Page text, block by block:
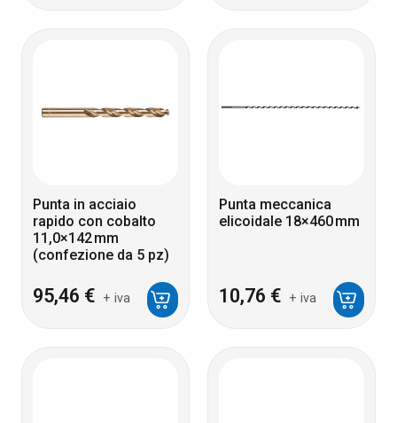
Punta in acciaio
rapido con cobalto
11,0×142 mm
(confezione da 5 pz)
95,46 € + iva
Punta meccanica
elicoidale 18×460 mm
10,76 € + iva